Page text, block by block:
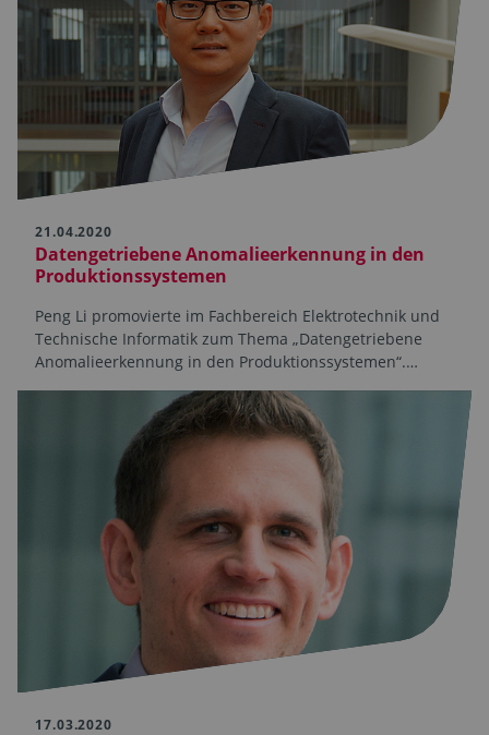
21.04.2020
Datengetriebene Anomalieerkennung in den
Produktionssystemen
Peng Li promovierte im Fachbereich Elektrotechnik und
Technische Informatik zum Thema „Datengetriebene
Anomalieerkennung in den Produktionssystemen“.…
17.03.2020